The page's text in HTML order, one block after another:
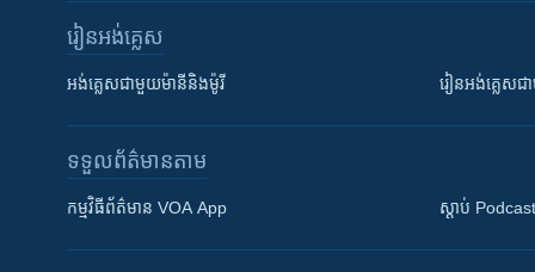
រៀន​​អង់គ្លេស
អង់គ្លេស​ជាមួយ​ម៉ានី​និង​ម៉ូរី រៀន​​​​​​អង់គ្លេស​​
ទទួល​ព័ត៌មាន​តាម
កម្មវិធី​ព័ត៌មាន VOA App ស្តាប់